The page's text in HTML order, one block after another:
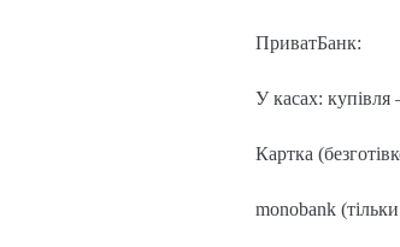
ПриватБанк:
У касах:
Картка
monobank